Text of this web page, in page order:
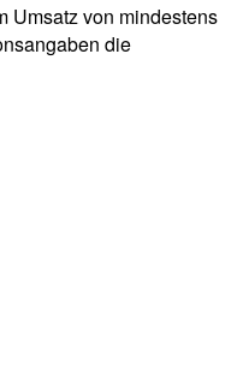
Umsatz von mindestens
die